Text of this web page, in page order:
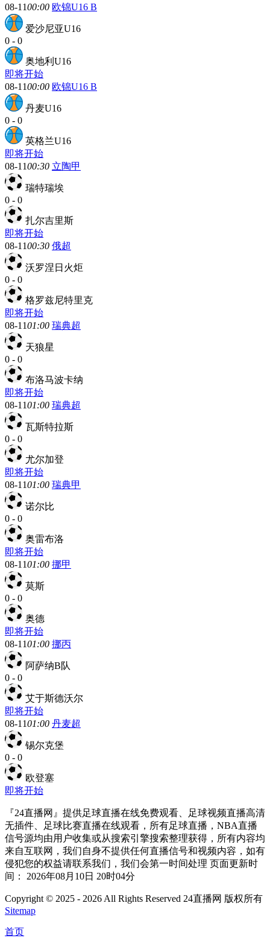
08-1100:00 欧锦U16 B
爱沙尼亚U16
0 - 0
奥地利U16
即将开始
08-1100:00 欧锦U16 B
丹麦U16
0 - 0
英格兰U16
即将开始
08-1100:30 立陶甲
瑞特瑞埃
0 - 0
扎尔吉里斯
即将开始
08-1100:30 俄超
沃罗涅日火炬
0 - 0
格罗兹尼特里克
即将开始
08-1101:00 瑞典超
天狼星
0 - 0
布洛马波卡纳
即将开始
08-1101:00 瑞典超
瓦斯特拉斯
0 - 0
尤尔加登
即将开始
08-1101:00 瑞典甲
诺尔比
0 - 0
奥雷布洛
即将开始
08-1101:00 挪甲
莫斯
0 - 0
奥德
即将开始
08-1101:00 挪丙
阿萨纳B队
0 - 0
艾于斯德沃尔
即将开始
08-1101:00 丹麦超
锡尔克堡
0 - 0
欧登塞
即将开始
『24直播网』提供足球直播在线免费观看、足球视频直播高清
无插件、足球比赛直播在线观看，所有足球直播，NBA直播
信号源均由用户收集或从搜索引擎搜索整理获得，所有内容均
来自互联网，我们自身不提供任何直播信号和视频内容，如有
侵犯您的权益请联系我们，我们会第一时间处理 页面更新时
间： 2026年08月10日 20时04分
Copyright © 2025 - 2026 All Rights Reserved 24直播网 版权所有
Sitemap
首页